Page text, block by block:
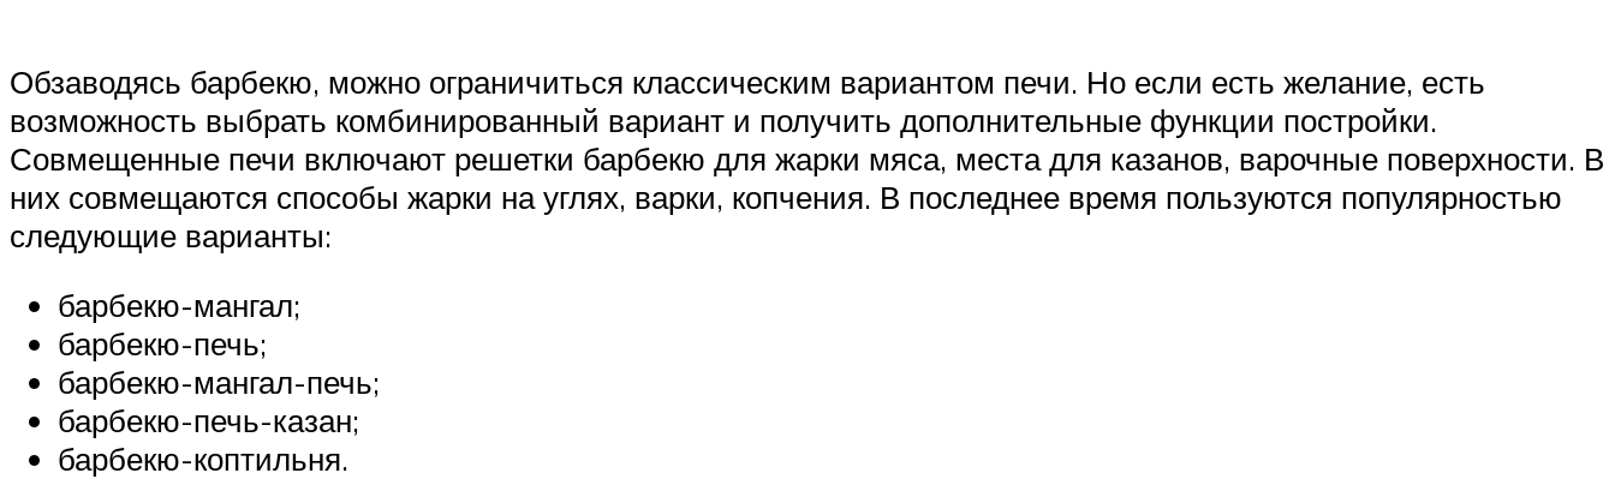
Обзаводясь барбекю, можно ограничиться классическим вариантом печи. Но если есть желание, есть
возможность выбрать комбинированный вариант и получить дополнительные функции постройки.
Совмещенные печи включают решетки барбекю для жарки мяса, места для казанов, варочные поверхности. В
них совмещаются способы жарки на углях, варки, копчения. В последнее время пользуются популярностью
следующие варианты:
барбекю-мангал;
барбекю-печь;
барбекю-мангал-печь;
барбекю-печь-казан;
барбекю-коптильня.